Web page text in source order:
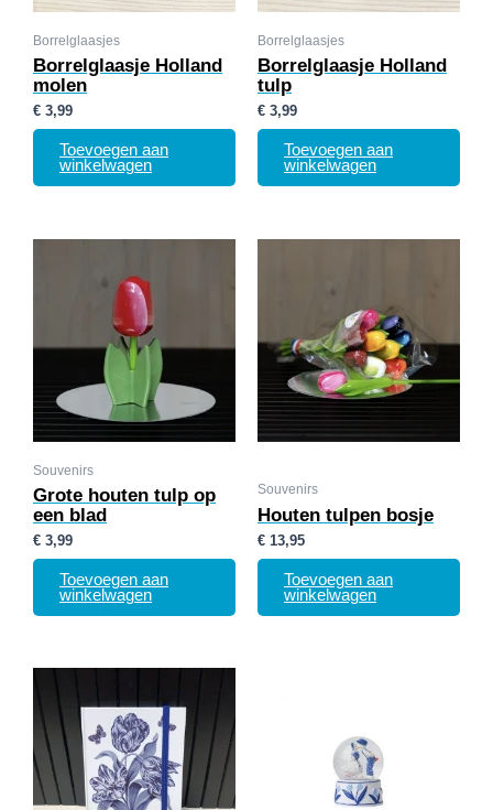
Borrelglaasjes
Borrelglaasje Holland
molen
€ 3,99
Toevoegen aan
winkelwagen
Borrelglaasjes
Borrelglaasje Holland
tulp
€ 3,99
Toevoegen aan
winkelwagen
Souvenirs
Grote houten tulp op
een blad
€ 3,99
Toevoegen aan
winkelwagen
Souvenirs
Houten tulpen bosje
€ 13,95
Toevoegen aan
winkelwagen